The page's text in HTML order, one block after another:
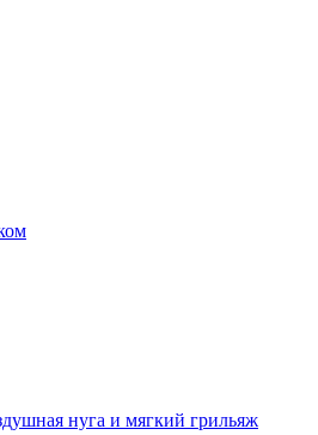
нуга и мягкий грильяж